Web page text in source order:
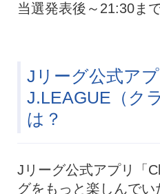
当選発表後～21:30ま
Jリーグ公式ア
J.LEAGUE（ク
は？
Jリーグ公式アプリ「
グをもっと楽しんで